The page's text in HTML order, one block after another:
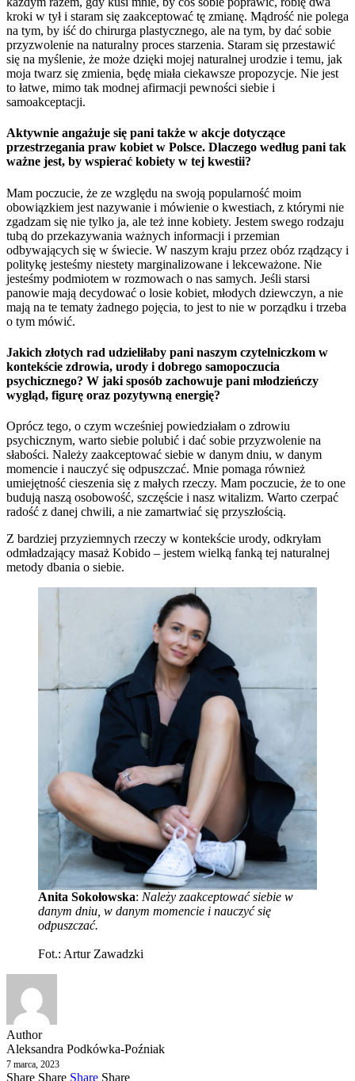
kroki w tył i staram się zaakceptować tę zmianę. Mądrość nie polega
na tym, by iść do chirurga plastycznego, ale na tym, by dać sobie
przyzwolenie na naturalny proces starzenia. Staram się przestawić
się na myślenie, że może dzięki mojej naturalnej urodzie i temu, jak
moja twarz się zmienia, będę miała ciekawsze propozycje. Nie jest
to łatwe, mimo tak modnej afirmacji pewności siebie i
samoakceptacji.
Aktywnie angażuje się pani także w akcje dotyczące
przestrzegania praw kobiet w Polsce. Dlaczego według pani tak
ważne jest, by wspierać kobiety w tej kwestii?
Mam poczucie, że ze względu na swoją popularność moim
obowiązkiem jest nazywanie i mówienie o kwestiach, z którymi nie
zgadzam się nie tylko ja, ale też inne kobiety. Jestem swego rodzaju
tubą do przekazywania ważnych informacji i przemian
odbywających się w świecie. W naszym kraju przez obóz rządzący i
politykę jesteśmy niestety marginalizowane i lekceważone. Nie
jesteśmy podmiotem w rozmowach o nas samych. Jeśli starsi
panowie mają decydować o losie kobiet, młodych dziewczyn, a nie
mają na te tematy żadnego pojęcia, to jest to nie w porządku i trzeba
o tym mówić.
Jakich złotych rad udzieliłaby pani naszym czytelniczkom w
kontekście zdrowia, urody i dobrego samopoczucia
psychicznego? W jaki sposób zachowuje pani młodzieńczy
wygląd, figurę oraz pozytywną energię?
Oprócz tego, o czym wcześniej powiedziałam o zdrowiu
psychicznym, warto siebie polubić i dać sobie przyzwolenie na
słabości. Należy zaakceptować siebie w danym dniu, w danym
momencie i nauczyć się odpuszczać. Mnie pomaga również
umiejętność cieszenia się z małych rzeczy. Mam poczucie, że to one
budują naszą osobowość, szczęście i nasz witalizm. Warto czerpać
radość z danej chwili, a nie zamartwiać się przyszłością.
Z bardziej przyziemnych rzeczy w kontekście urody, odkryłam
odmładzający masaż Kobido – jestem wielką fanką tej naturalnej
metody dbania o siebie.
Anita Sokołowska: Należy zaakceptować siebie w
danym dniu, w danym momencie i nauczyć się
odpuszczać.
Fot.: Artur Zawadzki
Author
Aleksandra Podkówka-Poźniak
7 marca, 2023
Share Share Share Share